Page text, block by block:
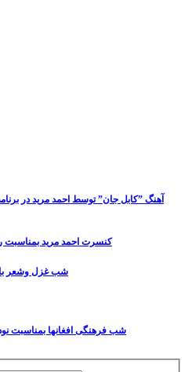
آهنگ ”کابل جان” توسط احمد مرید در
کنسرت احمد مرید بمناسبت
شب غزل وشعر با
شب فرهنگی افغانها بمناسبت